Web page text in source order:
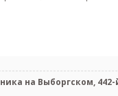
на Выборгском,